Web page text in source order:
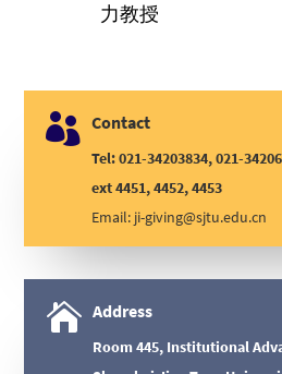
力教授
 Contact
Tel: 021-34203834, 021-
ext 4451, 4452, 4453
Email: ji-giving@sjtu.edu.cn
 Address
Room 445, Institutional